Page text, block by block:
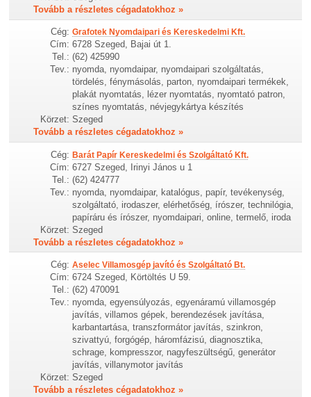
Tovább a részletes cégadatokhoz »
Cég: Grafotek Nyomdaipari és Kereskedelmi Kft.
Cím: 6728 Szeged, Bajai út 1.
Tel.: (62) 425990
Tev.: nyomda, nyomdaipar, nyomdaipari szolgáltatás,
tördelés, fénymásolás, parton, nyomdaipari termékek,
plakát nyomtatás, lézer nyomtatás, nyomtató patron,
színes nyomtatás, névjegykártya készítés
Körzet: Szeged
Tovább a részletes cégadatokhoz »
Cég: Barát Papír Kereskedelmi és Szolgáltató Kft.
Cím: 6727 Szeged, Irinyi János u 1
Tel.: (62) 424777
Tev.: nyomda, nyomdaipar, katalógus, papír, tevékenység,
szolgáltató, irodaszer, elérhetőség, írószer, technilógia,
papíráru és írószer, nyomdaipari, online, termelő, iroda
Körzet: Szeged
Tovább a részletes cégadatokhoz »
Cég: Aselec Villamosgép javító és Szolgáltató Bt.
Cím: 6724 Szeged, Körtöltés U 59.
Tel.: (62) 470091
Tev.: nyomda, egyensúlyozás, egyenáramú villamosgép
javítás, villamos gépek, berendezések javítása,
karbantartása, transzformátor javítás, szinkron,
szivattyú, forgógép, háromfázisú, diagnosztika,
schrage, kompresszor, nagyfeszültségű, generátor
javítás, villanymotor javítás
Körzet: Szeged
Tovább a részletes cégadatokhoz »